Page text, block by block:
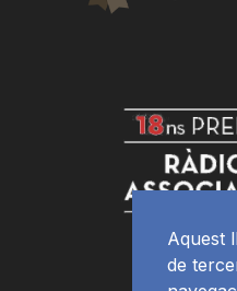
Aquest
de